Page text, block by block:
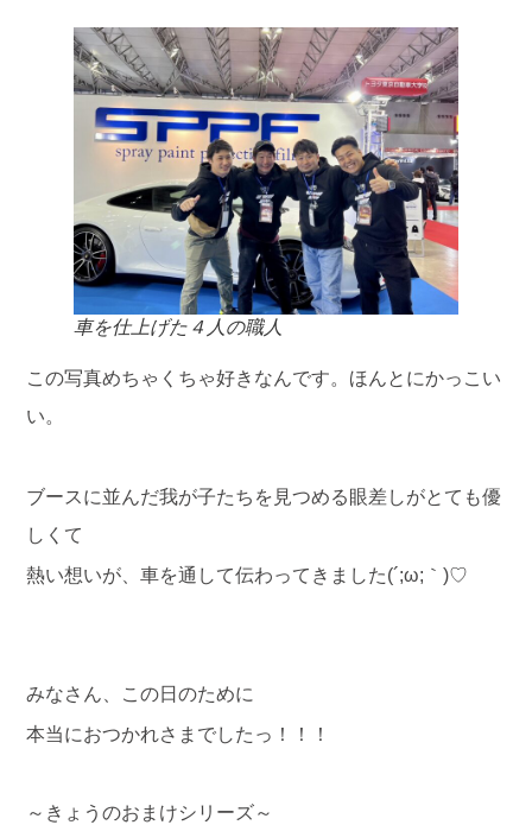
車を仕上げた４人の職人
この写真めちゃくちゃ好きなんです。ほんとにかっこい
い。
ブースに並んだ我が子たちを見つめる眼差しがとても優
しくて
熱い想いが、車を通して伝わってきました(´;ω;｀)♡
みなさん、この日のために
本当におつかれさまでしたっ！！！
～きょうのおまけシリーズ～